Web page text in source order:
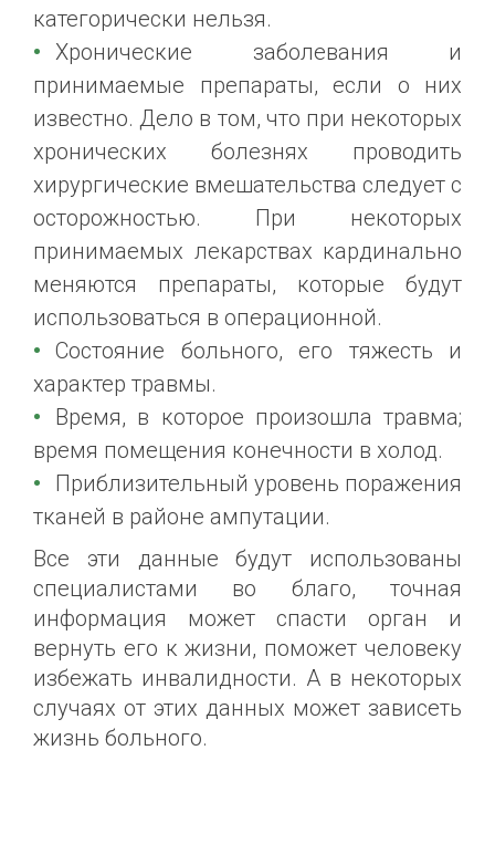
категорически нельзя.
Хронические заболевания и
принимаемые препараты, если о них
известно. Дело в том, что при некоторых
хронических болезнях проводить
хирургические вмешательства следует с
осторожностью. При некоторых
принимаемых лекарствах кардинально
меняются препараты, которые будут
использоваться в операционной.
Состояние больного, его тяжесть и
характер травмы.
Время, в которое произошла травма;
время помещения конечности в холод.
Приблизительный уровень поражения
тканей в районе ампутации.
Все эти данные будут использованы
специалистами во благо, точная
информация может спасти орган и
вернуть его к жизни, поможет человеку
избежать инвалидности. А в некоторых
случаях от этих данных может зависеть
жизнь больного.